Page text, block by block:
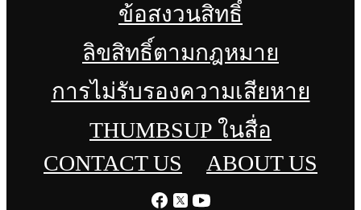
ข้อสงวนสิทธิ์
ลิขสิทธิ์ตามกฎหมาย
การไม่รับรองความเสียหาย
THUMBSUP ในสื่อ
CONTACT US
ABOUT US